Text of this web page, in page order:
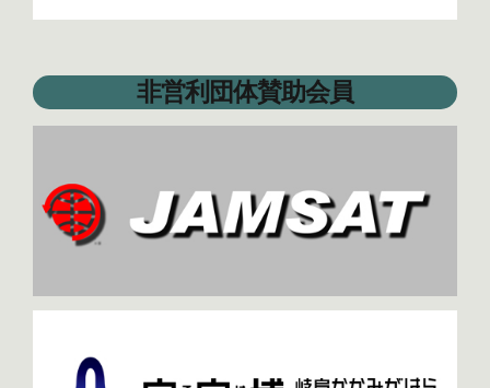
非営利団体賛助会員